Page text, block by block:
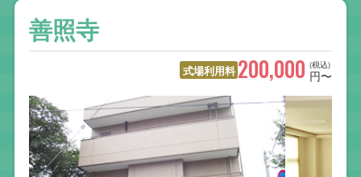
善照寺
式場利用料 (税込)
200,000 円〜